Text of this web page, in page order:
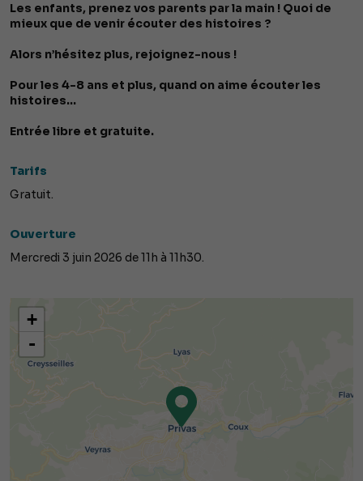
Les enfants, prenez vos parents par la main ! Quoi de
mieux que de venir écouter des histoires ?
Alors n’hésitez plus, rejoignez-nous !
Pour les 4-8 ans et plus, quand on aime écouter les
histoires…
Entrée libre et gratuite.
Tarifs
Gratuit.
Ouverture
Mercredi 3 juin 2026 de 11h à 11h30.
+
-